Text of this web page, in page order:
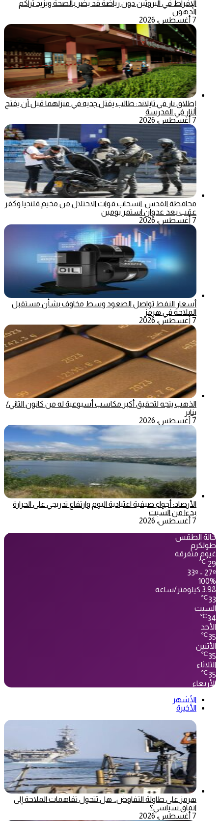
الإفراط في البروتين دون رياضة قد يضر بالصحة ويزيد تراكم
الدهون
7 أغسطس، 2026
إطلاق نار في تايلاند: طالب يقتل جديه في منزلهما قبل أن يفتح
النار في المدرسة
7 أغسطس، 2026
محافظة القدس: انسحاب قوات الاحتلال من مخيم قلنديا وكفر
عقب بعد عدوان استمر يومين
7 أغسطس، 2026
أسعار النفط تواصل الصعود وسط مخاوف بشأن مستقبل
الملاحة في هرمز
7 أغسطس، 2026
الذهب يتجه لتحقيق أكبر مكاسب أسبوعية له من كانون الثاني/
يناير
7 أغسطس، 2026
الأرصاد: أجواء صيفية اعتيادية اليوم وارتفاع تدريجي على الحرارة
بدءا من السبت
7 أغسطس، 2026
حالة الطقس
طولكرم
غيوم متفرقة
29
℃
33º - 27º
100%
3.98 كيلومتر/ساعة
33
℃
السبت
34
℃
الأحد
35
℃
الأثنين
35
℃
الثلاثاء
35
℃
الأربعاء
الأشهر
الأخيرة
هرمز على طاولة التفاوض.. هل تتحول تفاهمات الملاحة إلى
اتفاق سياسي؟
7 أغسطس، 2026